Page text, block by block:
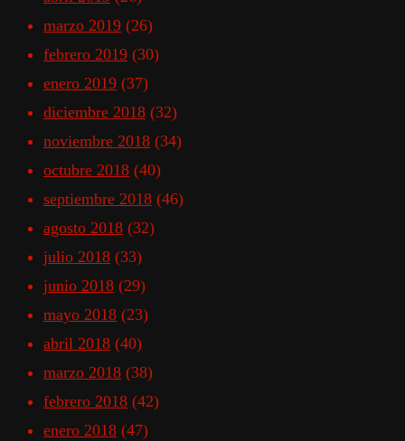
marzo 2019 (26)
febrero 2019 (30)
enero 2019 (37)
diciembre 2018 (32)
noviembre 2018 (34)
octubre 2018 (40)
septiembre 2018 (46)
agosto 2018 (32)
julio 2018 (33)
junio 2018 (29)
mayo 2018 (23)
abril 2018 (40)
marzo 2018 (38)
febrero 2018 (42)
enero 2018 (47)